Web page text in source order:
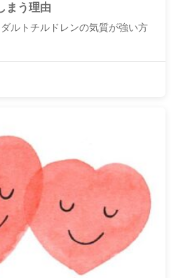
まう理由
ルトチルドレンの気質が強い方